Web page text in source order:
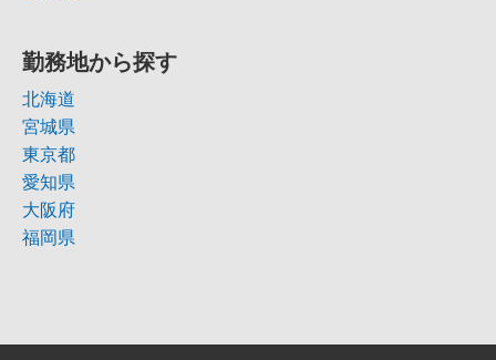
勤務地から探す
北海道
宮城県
東京都
愛知県
大阪府
福岡県